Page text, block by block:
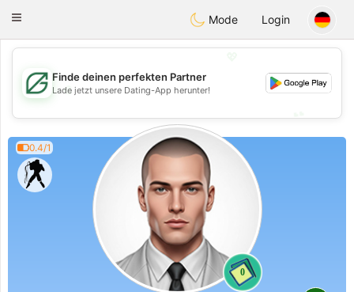
Dating
Toggle
Mode Login
💖
💕
Finde deinen perfekten Partner
Lade jetzt unsere Dating-App herunter!
0.4/1
0